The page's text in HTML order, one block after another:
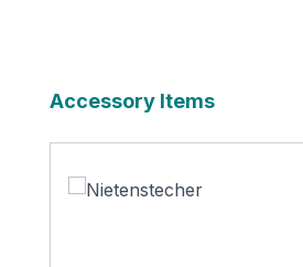
Produktgalerie überspringen
Accessory Items